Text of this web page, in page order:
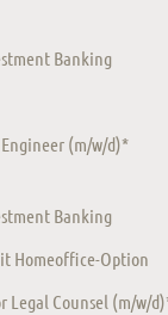
Banking
(m/w/d)*
Banking
Homeoffice-Option
Legal Counsel (m/w/